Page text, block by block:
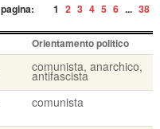
pagina: 1 2 3 4 5 6 ... 38
Orientamento politico
comunista, anarchico,
antifascista
comunista